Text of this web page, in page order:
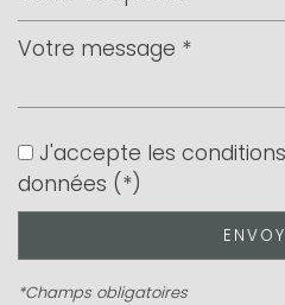
École primaire
Enseignement supérieur
Bureau de poste
J'accepte les
données (*)
*Champs obligatoires